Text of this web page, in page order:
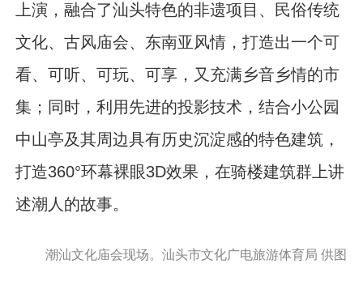
上演，融合了汕头特色的非遗项目、民俗传统
文化、古风庙会、东南亚风情，打造出一个可
看、可听、可玩、可享，又充满乡音乡情的市
集；同时，利用先进的投影技术，结合小公园
中山亭及其周边具有历史沉淀感的特色建筑，
打造360°环幕裸眼3D效果，在骑楼建筑群上讲
述潮人的故事。
潮汕文化庙会现场。汕头市文化广电旅游体育局 供图